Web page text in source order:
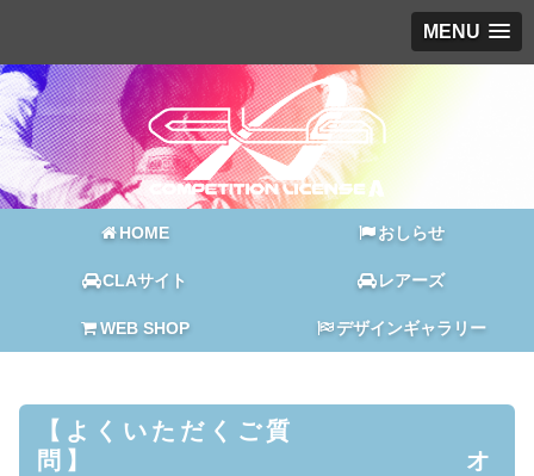
MENU
HOME おしらせ
CLAサイト レアーズ
WEB SHOP デザインギャラリー
【よくいただくご質
問】 オ